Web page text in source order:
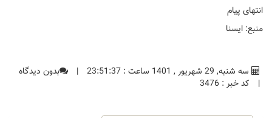
انتهای پیام
منبع: ایسنا
سه شنبه, 29 شهریور , 1401 ساعت : 23:51:37 |
بدون دیدگاه
|
کد خبر : 3476